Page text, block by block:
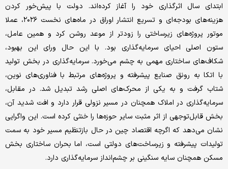
ابتدای سال اثرگذاری خود را آغاز کرده‌اند. دولت با پیش‌خور کردن
هزینه‌های بودجه‌ای و تسریع انتشار اوراق در ماه‌های نخست ۲۰۲۶، عملا
موتور پروژه‌های زیرساختی را زودتر از موعد روشن کرد و همین عامل،
ستون اصلی احیای سرمایه‌گذاری بود. با این حال ورای این بهبود،
شکاف‌های ساختاری مهمی به چشم می‌خورد. سرمایه‌گذاری در بخش تولید
با اتکا به رونق صنایع پیشرفته و پروژه‌های مرتبط با فناوری‌های نوین،
شتاب گرفت و به یکی از محرک‌های اصلی رشد تبدیل شد. در مقابل،
سرمایه‌گذاری در املاک همچنان در مسیر نزولی قرار دارد و افت شدید آن،
بخش قابل‌توجهی از اثر مثبت سایر حوزه‌ها را خنثی کرده است. این واگرایی
نشان می‌دهد که اگرچه اقتصاد چین در حال بازتنظیم مسیر خود به سمت
تولیدات پیشرفته و زیرساخت‌های دولتی است، اما بحران ساختاری بخش
مسکن همچنان سایه سنگینی بر چشم‌انداز سرمایه‌گذاری دارد.